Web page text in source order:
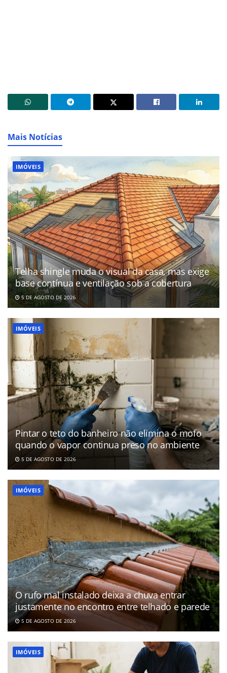
Mais Notícias
IMÓVEIS
Telha shingle muda o visual da casa, mas exige
base contínua e ventilação sob a cobertura
5 DE AGOSTO DE 2026
IMÓVEIS
Pintar o teto do banheiro não elimina o mofo
quando o vapor continua preso no ambiente
5 DE AGOSTO DE 2026
IMÓVEIS
O rufo mal instalado deixa a chuva entrar
justamente no encontro entre telhado e parede
5 DE AGOSTO DE 2026
IMÓVEIS